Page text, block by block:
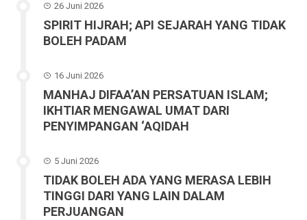
26 Juni 2026
SPIRIT HIJRAH; API SEJARAH YANG TIDAK
BOLEH PADAM
16 Juni 2026
MANHAJ DIFAA’AN PERSATUAN ISLAM;
IKHTIAR MENGAWAL UMAT DARI
PENYIMPANGAN ‘AQIDAH
5 Juni 2026
TIDAK BOLEH ADA YANG MERASA LEBIH
TINGGI DARI YANG LAIN DALAM
PERJUANGAN